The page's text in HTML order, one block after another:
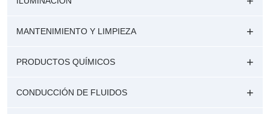
MANTENIMIENTO Y LIMPIEZA
PRODUCTOS QUÍMICOS
CONDUCCIÓN DE FLUIDOS